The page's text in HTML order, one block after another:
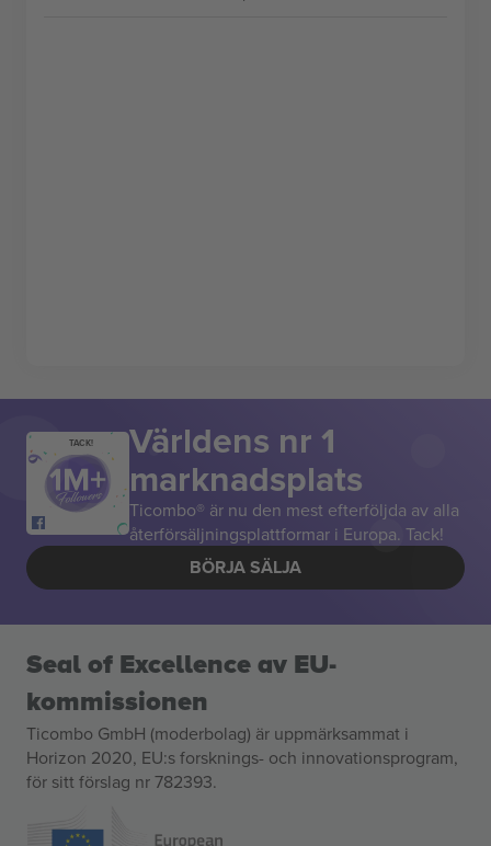
TACK! Världens nr 1
marknadsplats
Ticombo® är nu den mest efterföljda av alla
återförsäljningsplattformar i Europa. Tack!
BÖRJA SÄLJA
Seal of Excellence av EU-
kommissionen
Ticombo GmbH (moderbolag) är uppmärksammat i
Horizon 2020, EU:s forsknings- och innovationsprogram,
för sitt förslag nr 782393.